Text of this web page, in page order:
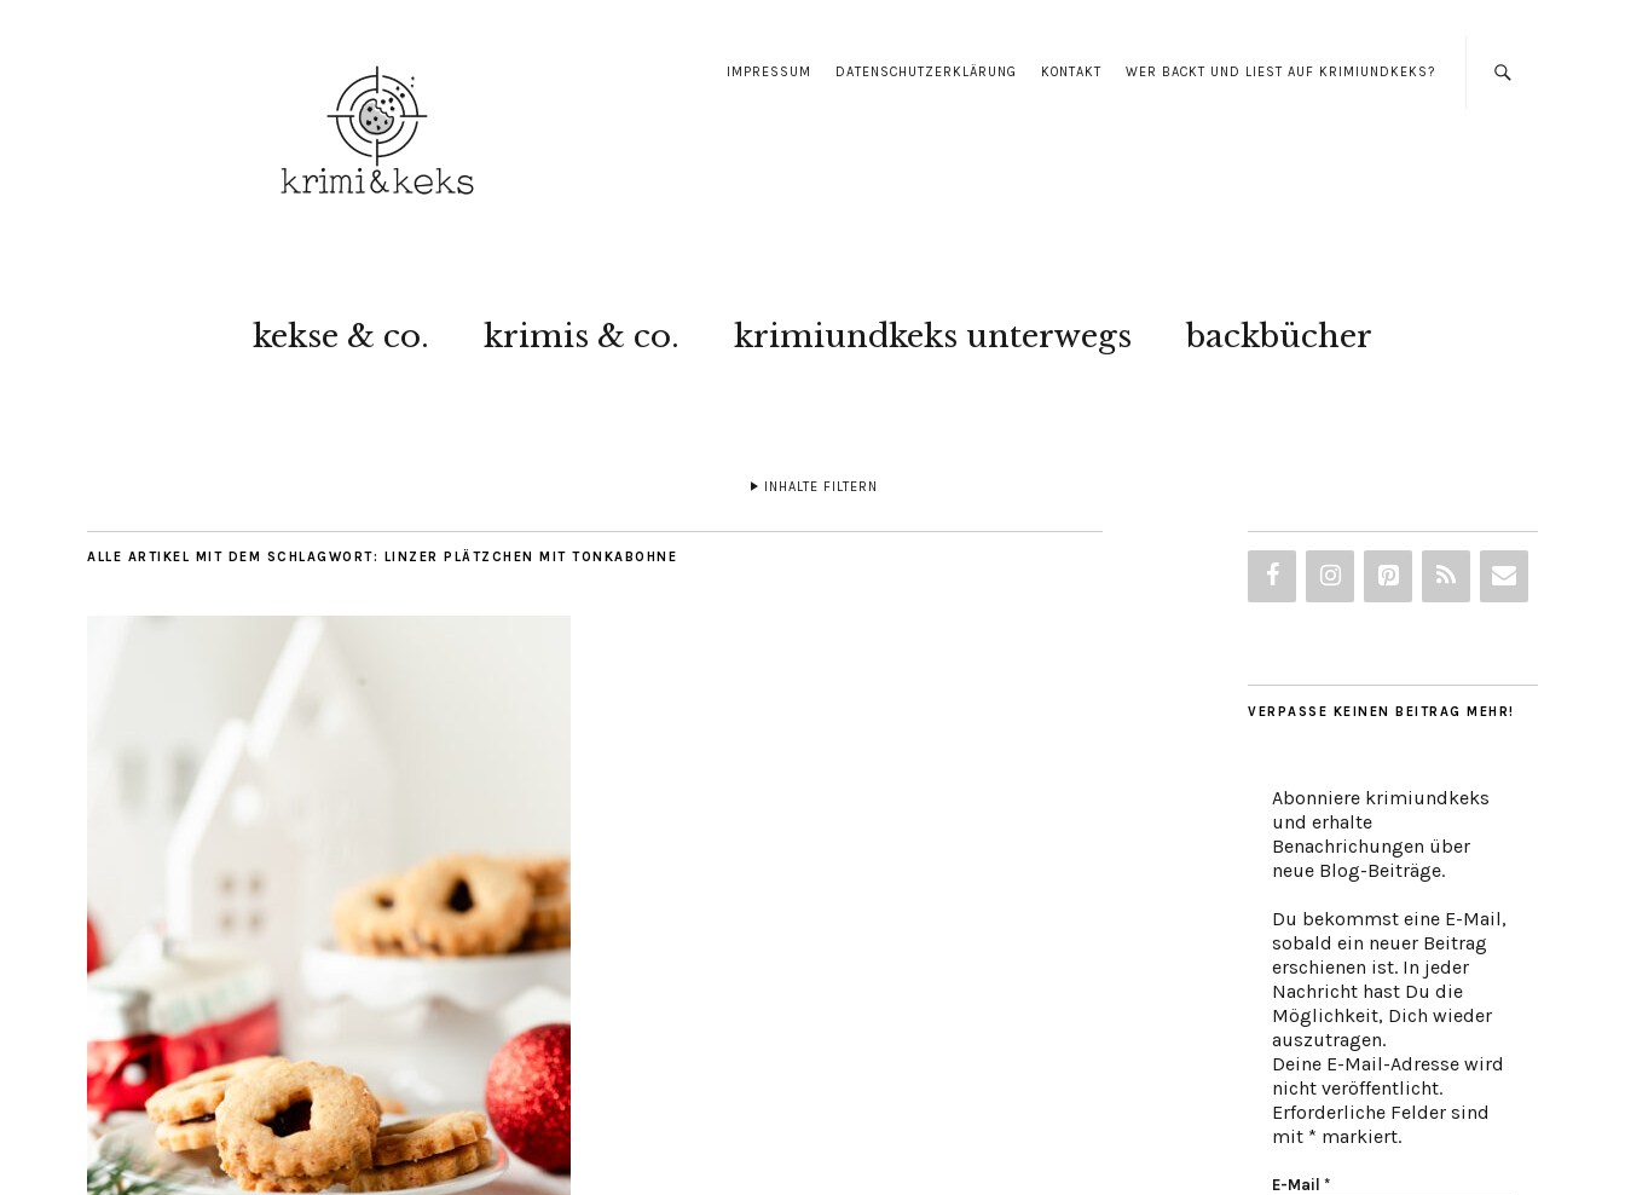
IMPRESSUM DATENSCHUTZERKLÄRUNG KONTAKT WER BACKT UND LIEST AUF KRIMIUNDKEKS?
kekse & co. krimis & co. krimiundkeks unterwegs backbücher
INHALTE FILTERN
ALLE ARTIKEL MIT DEM SCHLAGWORT: LINZER PLÄTZCHEN MIT TONKABOHNE
VERPASSE KEINEN BEITRAG MEHR!
Abonniere krimiundkeks
und erhalte
Benachrichungen über
neue Blog-Beiträge.
Du bekommst eine E-Mail,
sobald ein neuer Beitrag
erschienen ist. In jeder
Nachricht hast Du die
Möglichkeit, Dich wieder
auszutragen.
Deine E-Mail-Adresse wird
nicht veröffentlicht.
Erforderliche Felder sind
mit * markiert.
E-Mail *